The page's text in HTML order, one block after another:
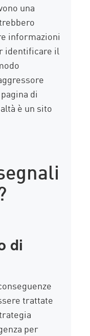
una
informazioni
identificare il
di
è un sito
di
trattate
per